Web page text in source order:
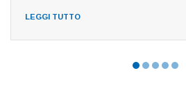
LEGGI TUTTO